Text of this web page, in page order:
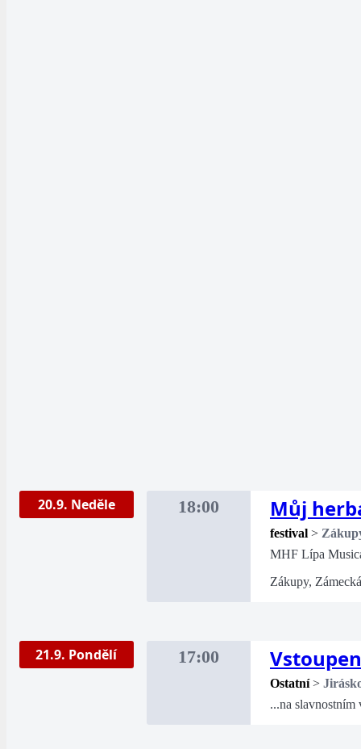
20.9. Neděle 18:00 Můj
festival >
MHF Lípa
Zákupy,
21.9. Pondělí 17:00
Ostatní >
...na